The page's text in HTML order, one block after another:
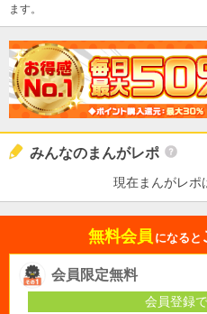
ます。
みんなのまんがレポ
現在まんがレポ
無料会員 になると
会員限定無料
会員登録